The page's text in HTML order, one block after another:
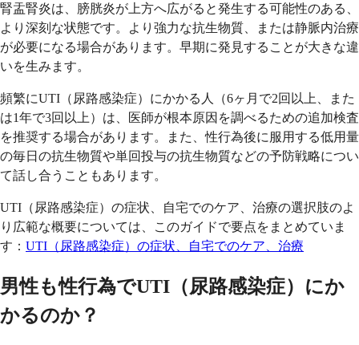
腎盂腎炎は、膀胱炎が上方へ広がると発生する可能性のある、
より深刻な状態です。より強力な抗生物質、または静脈内治療
が必要になる場合があります。早期に発見することが大きな違
いを生みます。
頻繁にUTI（尿路感染症）にかかる人（6ヶ月で2回以上、また
は1年で3回以上）は、医師が根本原因を調べるための追加検査
を推奨する場合があります。また、性行為後に服用する低用量
の毎日の抗生物質や単回投与の抗生物質などの予防戦略につい
て話し合うこともあります。
UTI（尿路感染症）の症状、自宅でのケア、治療の選択肢のよ
り広範な概要については、このガイドで要点をまとめていま
す： UTI（尿路感染症）の症状、自宅でのケア、治療
男性も性行為でUTI（尿路感染症）にか
かるのか？